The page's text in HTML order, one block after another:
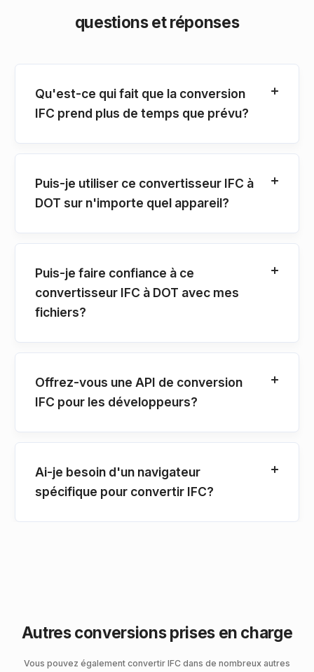
questions et réponses
Qu'est-ce qui fait que la conversion
IFC prend plus de temps que prévu?
Puis-je utiliser ce convertisseur IFC à
DOT sur n'importe quel appareil?
Puis-je faire confiance à ce
convertisseur IFC à DOT avec mes
fichiers?
Offrez-vous une API de conversion
IFC pour les développeurs?
Ai-je besoin d'un navigateur
spécifique pour convertir IFC?
Autres conversions prises en charge
Vous pouvez également convertir IFC dans de nombreux autres